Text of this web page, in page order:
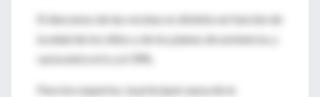
El descenso de las recetas es distinto en función de
la edad de los niños y de los planes de asistencia, y
varía entre el 6 y el 39%.
Para los expertos, la principal causa de la